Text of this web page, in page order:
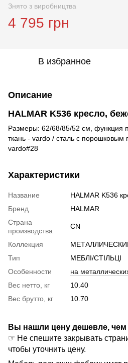
Знято з виробництва
4 795 грн
В избранное
Описание
HALMAR K536 кресло,
Размеры: 62/68/85/52 см, функция
ткань - vardo / сталь с порошковым
vardo#28
Характеристики
Название
HALMAR K536
Бренд
HALMAR
Страна
производства
CN
Коллекция
Тип
МЕБЛІ/СТІЛЬЦІ
Особенности
на
Вес нетто, кг
10.40
Вес брутто, кг
10.70
Вы нашли цену дешевле, чем
☞ Не спешите закрывать
чтобы уточнить цену.